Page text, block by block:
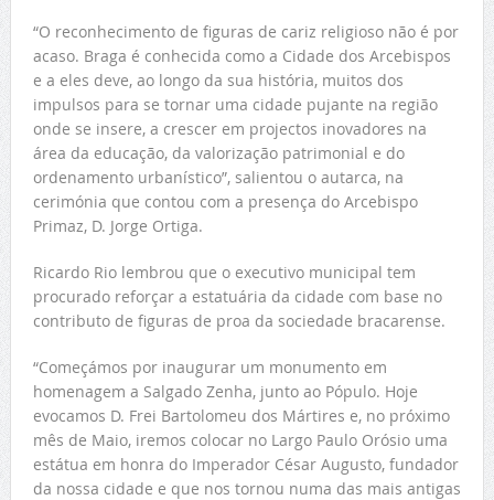
“O reconhecimento de figuras de cariz religioso não é por
acaso. Braga é conhecida como a Cidade dos Arcebispos
e a eles deve, ao longo da sua história, muitos dos
impulsos para se tornar uma cidade pujante na região
onde se insere, a crescer em projectos inovadores na
área da educação, da valorização patrimonial e do
ordenamento urbanístico”, salientou o autarca, na
cerimónia que contou com a presença do Arcebispo
Primaz, D. Jorge Ortiga.
Ricardo Rio lembrou que o executivo municipal tem
procurado reforçar a estatuária da cidade com base no
contributo de figuras de proa da sociedade bracarense.
“Começámos por inaugurar um monumento em
homenagem a Salgado Zenha, junto ao Pópulo. Hoje
evocamos D. Frei Bartolomeu dos Mártires e, no próximo
mês de Maio, iremos colocar no Largo Paulo Orósio uma
estátua em honra do Imperador César Augusto, fundador
da nossa cidade e que nos tornou numa das mais antigas